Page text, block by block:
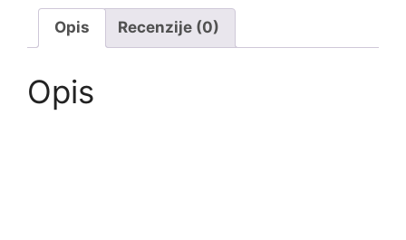
Opis Recenzije (0)
Opis